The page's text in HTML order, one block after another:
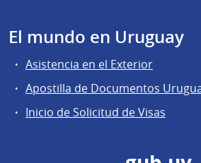
El mundo en Uruguay
Asistencia en el Exterior
Apostilla de Documentos
Inicio de Solicitud de Visas